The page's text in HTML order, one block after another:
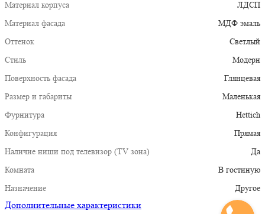
Материал корпуса
ЛДСП
Материал фасада
МДФ эмаль
Оттенок
Светлый
Стиль
Модерн
Поверхность фасада
Глянцевая
Размер и габариты
Маленькая
Фурнитура
Hettich
Конфигурация
Прямая
Наличие ниши под телевизор (TV зона)
Да
Комната
В гостиную
Назначение
Другое
Дополнительные характеристики